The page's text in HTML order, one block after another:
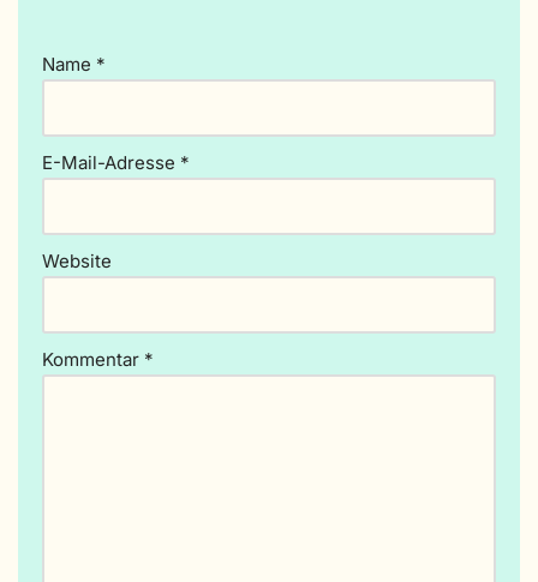
Name *
E-Mail-Adresse *
Website
Kommentar *
n
ti
v